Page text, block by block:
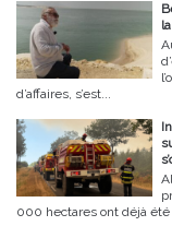
d’affaires, s’est...
000 hectares ont déjà